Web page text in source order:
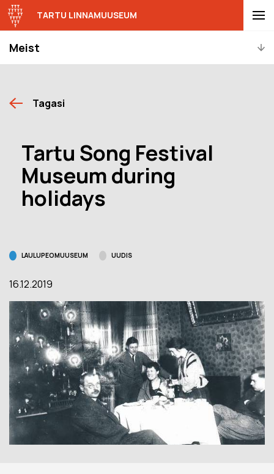
Meist
TARTU LINNAMUUSEUM
Tagasi
Tartu Song Festival
Museum during
holidays
LAULUPEOMUUSEUM UUDIS
16.12.2019